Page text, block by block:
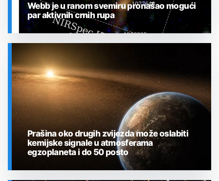
SVEMIR
Webb je u ranom svemiru pronašao mogući
par aktivnih crnih rupa
Prašina oko drugih zvijezda može oslabiti
kemijske signale u atmosferama
egzoplaneta i do 50 posto